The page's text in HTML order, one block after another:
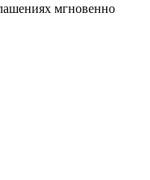
мгновенно